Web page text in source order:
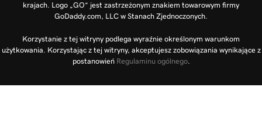
krajach. Logo „GO” jest zastrzeżonym znakiem towarowym firmy
GoDaddy.com, LLC w Stanach Zjednoczonych.
Korzystanie z tej witryny podlega wyraźnie określonym warunkom
użytkowania. Korzystając z tej witryny, akceptujesz zobowiązania wynikające z
postanowień Regulaminu ogólnego.